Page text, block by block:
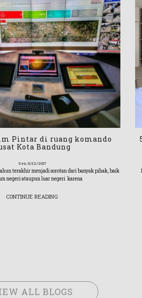
Pintar di ruang komando
Kota Bandung
Sen 11/12/2017
terakhir menjadi sorotan dari banyak pihak, baik
negeri ataupun luar negeri karena
CONTINUE READING
ALL BLOGS